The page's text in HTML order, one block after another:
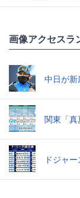
画像アクセスラ
中日が
関東「
ドジャ